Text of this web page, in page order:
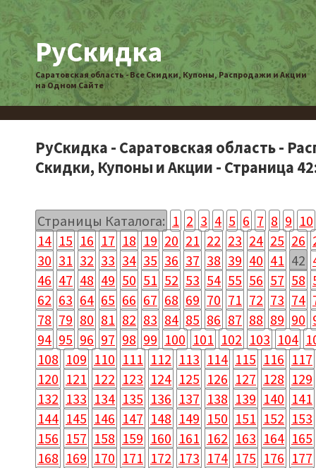
РуСкидка
Саратовская область - Все Скидки, Купоны, Распродажи и Акции
на Одном Сайте
РуСкидка - Саратовская область -
Скидки, Купоны и Акции - Страница
Страницы Каталога: 1 2 3 4 5 6 7 8 9 10
14 15 16 17 18 19 20 21 22 23 24 25 26
30 31 32 33 34 35 36 37 38 39 40 41 42
46 47 48 49 50 51 52 53 54 55 56 57 58
62 63 64 65 66 67 68 69 70 71 72 73 74
78 79 80 81 82 83 84 85 86 87 88 89 90
94 95 96 97 98 99 100 101 102 103 104
108 109 110 111 112 113 114 115 116 117
120 121 122 123 124 125 126 127 128 129
132 133 134 135 136 137 138 139 140 141
144 145 146 147 148 149 150 151 152 153
156 157 158 159 160 161 162 163 164 165
168 169 170 171 172 173 174 175 176 177